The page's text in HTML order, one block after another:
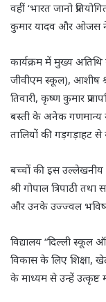
वहीं ‘भारत जानो
कुमार यादव और ओजस ने
कार्यक्रम में मुख्य
जीवीएम स्कूल), आशीष
तिवारी, कृष्ण कुमार
बस्ती के अनेक गणमान्य
तालियों की गड़गड़ाहट से
बच्चों की इस उल्लेखनीय
श्री गोपाल त्रिपाठी
और उनके उज्ज्वल
विद्यालय “दिल्ली स्कूल
विकास के लिए शिक्षा,
के माध्यम से उन्हें उत्कृष्ट